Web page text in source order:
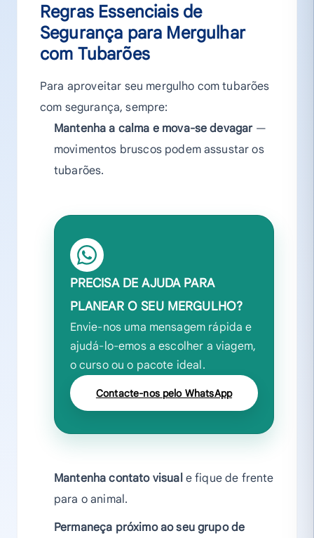
Regras Essenciais de
Segurança para Mergulhar
com Tubarões
Para aproveitar seu mergulho com tubarões
com segurança, sempre:
Mantenha a calma e mova-se devagar—
movimentos bruscos podem assustar os
tubarões.
PRECISA DE AJUDA PARA
PLANEAR O SEU MERGULHO?
Envie-nos uma mensagem rápida e
ajudá-lo-emos a escolher a viagem,
o curso ou o pacote ideal.
Contacte-nos pelo WhatsApp
Mantenha contato visuale fique de frente
para o animal.
Permaneça próximo ao seu grupo de